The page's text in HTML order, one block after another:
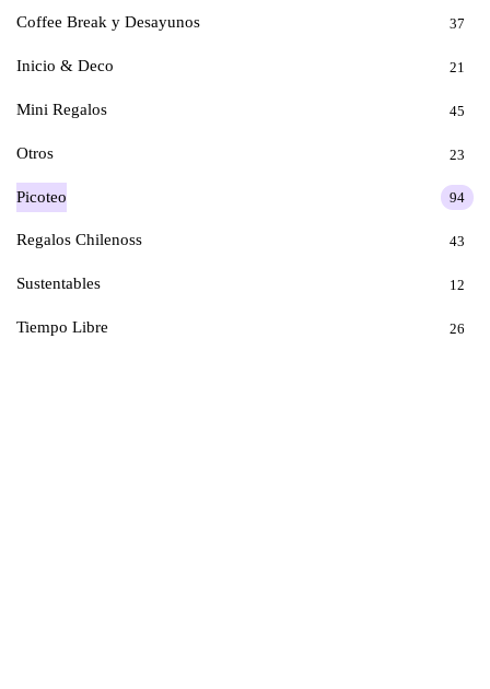
Coffee Break y Desayunos 37
Inicio & Deco 21
Mini Regalos 45
Otros 23
Picoteo 94
Regalos Chilenoss 43
Sustentables 12
Tiempo Libre 26